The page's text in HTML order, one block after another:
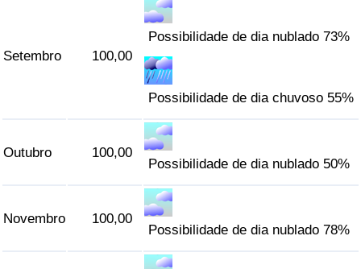
Setembro 100,00
Possibilidade de dia nublado 73%
Possibilidade de dia chuvoso 55%
Outubro 100,00
Possibilidade de dia nublado 50%
Novembro 100,00
Possibilidade de dia nublado 78%